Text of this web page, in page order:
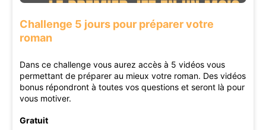
Challenge 5 jours pour préparer votre
roman
Dans ce challenge vous aurez accès à 5 vidéos vous
permettant de préparer au mieux votre roman. Des vidéos
bonus répondront à toutes vos questions et seront là pour
vous motiver.
Gratuit